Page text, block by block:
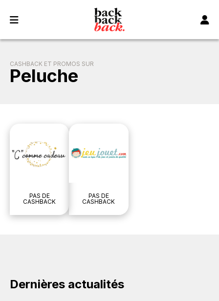
CASHBACK ET PROMOS SUR
Peluche
PAS DE
CASHBACK
PAS DE
CASHBACK
Dernières actualités